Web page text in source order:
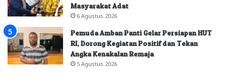
Masyarakat Adat
6 Agustus 2026
Pemuda Amban Panti Gelar Persiapan HUT
RI, Dorong Kegiatan Positif dan Tekan
Angka Kenakalan Remaja
5 Agustus 2026